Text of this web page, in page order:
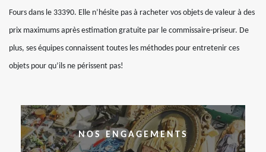
Fours dans le 33390. Elle n’hésite pas à racheter vos objets de valeur à des
prix maximums après estimation gratuite par le commissaire-priseur. De
plus, ses équipes connaissent toutes les méthodes pour entretenir ces
objets pour qu’ils ne périssent pas!
NOS ENGAGEMENTS